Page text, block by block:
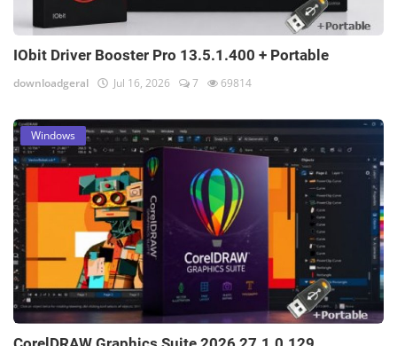
IObit Driver Booster Pro 13.5.1.400 + Portable
downloadgeral Jul 16, 2026 7 69814
Windows